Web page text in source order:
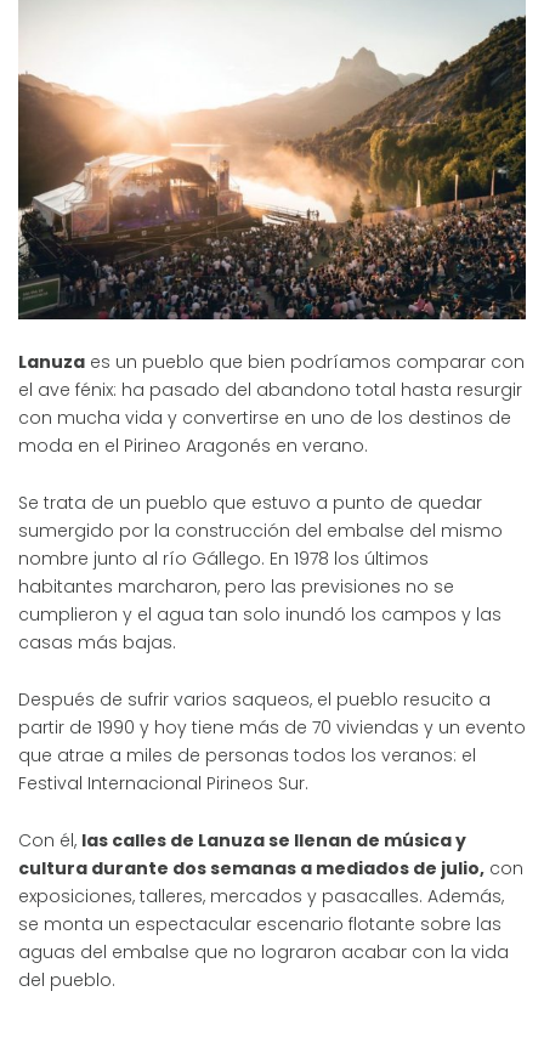
Lanuza es un pueblo que bien podríamos comparar con
el ave fénix: ha pasado del abandono total hasta resurgir
con mucha vida y convertirse en uno de los destinos de
moda en el Pirineo Aragonés en verano.
Se trata de un pueblo que estuvo a punto de quedar
sumergido por la construcción del embalse del mismo
nombre junto al río Gállego. En 1978 los últimos
habitantes marcharon, pero las previsiones no se
cumplieron y el agua tan solo inundó los campos y las
casas más bajas.
Después de sufrir varios saqueos, el pueblo resucito a
partir de 1990 y hoy tiene más de 70 viviendas y un evento
que atrae a miles de personas todos los veranos: el
Festival Internacional Pirineos Sur.
Con él, las calles de Lanuza se llenan de música y
cultura durante dos semanas a mediados de julio, con
exposiciones, talleres, mercados y pasacalles. Además,
se monta un espectacular escenario flotante sobre las
aguas del embalse que no lograron acabar con la vida
del pueblo.